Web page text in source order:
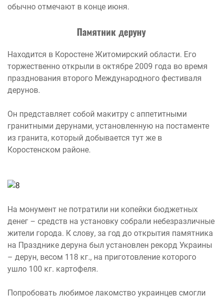
обычно отмечают в конце июня.
Памятник деруну
Находится в Коростене Житомирский области. Его
торжественно открыли в октябре 2009 года во время
празднования второго Международного фестиваля
дерунов.
Он представляет собой макитру с аппетитными
гранитными дерунами, установленную на постаменте
из гранита, который добывается тут же в
Коростенском районе.
На монумент не потратили ни копейки бюджетных
денег – средств на установку собрали небезразличные
жители города. К слову, за год до открытия памятника
на Празднике деруна был установлен рекорд Украины
– дерун, весом 118 кг., на приготовление которого
ушло 100 кг. картофеля.
Попробовать любимое лакомство украинцев смогли